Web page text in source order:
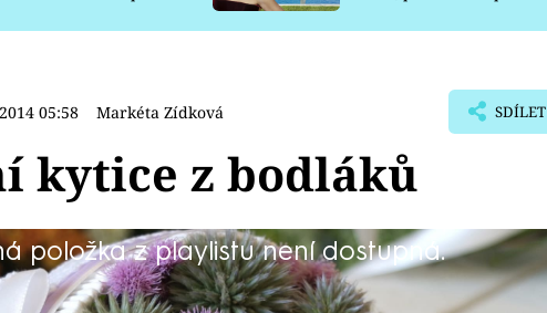
05:58 Markéta Zídková SDÍLET
kytice z bodláků
položka z playlistu není dostupná.
jsou to jen obyčejné bodláky.